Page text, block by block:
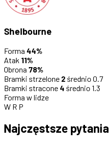
Shelbourne
Forma 44%
Atak 11%
Obrona 78%
Bramki strzelone 2 średnio 0.7
Bramki stracone 4 średnio 1.3
Forma w lidze
W R P
Najczęstsze pytania